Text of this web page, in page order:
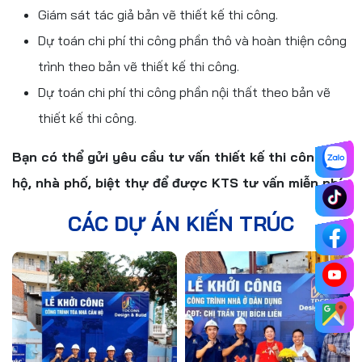
Giám sát tác giả bản vẽ thiết kế thi công.
Dự toán chi phí thi công phần thô và hoàn thiện công
trình theo bản vẽ thiết kế thi công.
Dự toán chi phí thi công phần nội thất theo bản vẽ
thiết kế thi công.
Bạn có thể gửi yêu cầu tư vấn thiết kế thi công căn
hộ, nhà phố, biệt thự để được KTS tư vấn miễn phí
CÁC DỰ ÁN KIẾN TRÚC
Thiết kế kiến trúc
Nhà Phố tại TP. Hồ
Chí Minh
Diện tích:700m²
Địa chỉ:TP. Hồ
MẪU NHÀ PHỐ 3
TẦNG ĐẸP HIỆN
Địa chỉ:
TP.HCM
Phố
MẪU NHÀ PHỐ 2
TẦNG ĐẸP HIỆN
ĐẠI (TP QUẢNG
NGÃI)Diện tích:5m ×
Thiết kế kiến trúc
nhà chị An Nhiên -
Gò Vấp
Diện tích:4m x